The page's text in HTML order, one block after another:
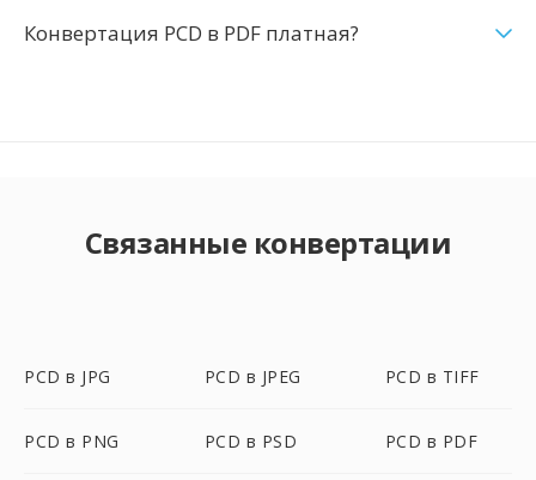
Конвертация PCD в PDF платная?
Связанные конвертации
PCD в JPG PCD в JPEG PCD в TIFF
PCD в PNG PCD в PSD PCD в PDF